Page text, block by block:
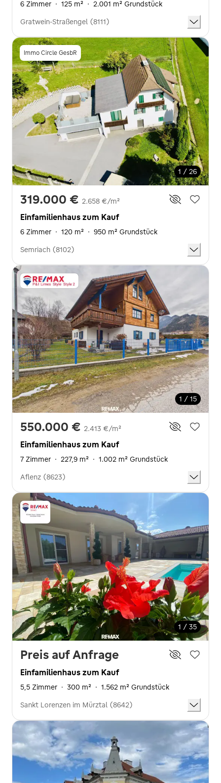
6 Zimmer · 125 m² · 2.001 m² Grundstück
Gratwein-Straßengel (8111)
Immo Circle GesbR
1 / 26
319.000 € 2.658 €/m²
Einfamilienhaus zum Kauf
6 Zimmer · 120 m² · 950 m² Grundstück
Semriach (8102)
1 / 15
550.000 € 2.413 €/m²
Einfamilienhaus zum Kauf
7 Zimmer · 227,9 m² · 1.002 m² Grundstück
Aflenz (8623)
1 / 35
Preis auf Anfrage
Einfamilienhaus zum Kauf
5,5 Zimmer · 300 m² · 1.562 m² Grundstück
Sankt Lorenzen im Mürztal (8642)